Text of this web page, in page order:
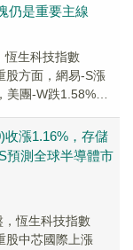
仍是重要主線
恆生科技指數
股方面，網易-S漲
團-W跌1.58%，
收漲1.16%，存儲
預測全球半導體市
恆生科技指數
股中芯國際上漲